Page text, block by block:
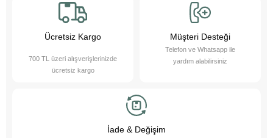
bakım ürünleri sunarak destek oluyoruz. Online petshop olarak, evcil
hayvanlarınıza gerekli olan her türlü ürün ve hizmeti hassasiyetle
sağlamaktan gurur duyuyoruz. Bizimle, sevimli dostlarınızın ihtiyaçlarını
karşılayabilir ve onların yaşam kalitesini artırabilirsiniz.
Ücretsiz Kargo
700 TL üzeri alışverişlerinizde
ücretsiz kargo
Müşteri Desteği
Telefon ve Whatsapp ile
yardım alabilirsiniz
İade & Değişim